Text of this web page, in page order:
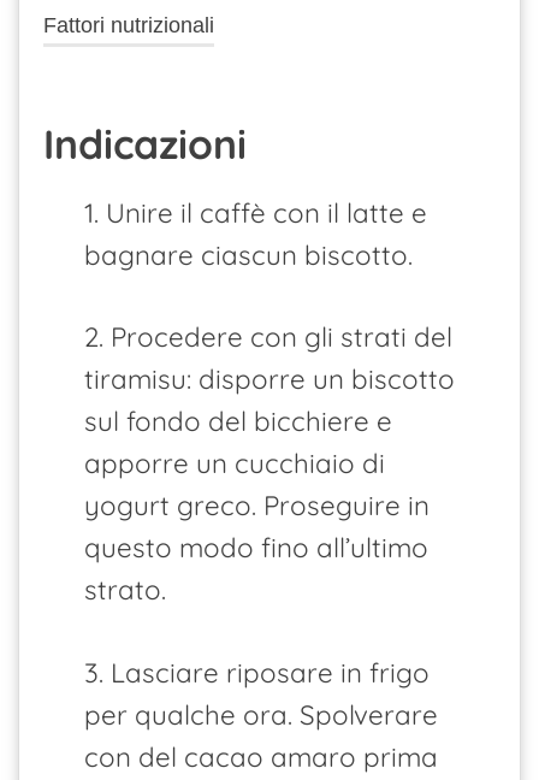
Fattori nutrizionali
Indicazioni
1. Unire il caffè con il latte e
bagnare ciascun biscotto.
2. Procedere con gli strati del
tiramisu: disporre un biscotto
sul fondo del bicchiere e
apporre un cucchiaio di
yogurt greco. Proseguire in
questo modo fino all’ultimo
strato.
3. Lasciare riposare in frigo
per qualche ora. Spolverare
con del cacao amaro prima